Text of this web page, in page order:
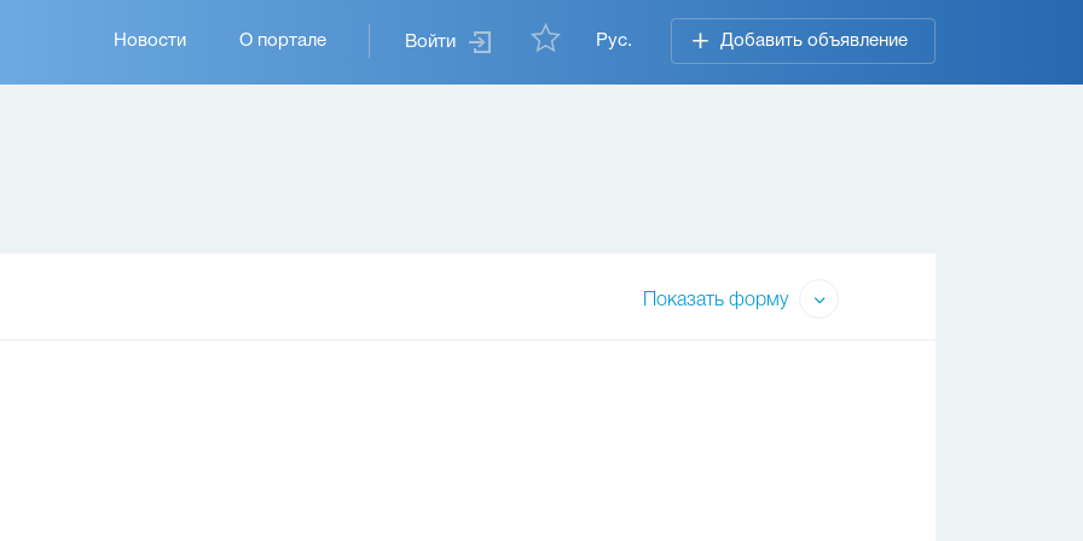
Войти Рус. Добавить объявление
Основная
навигация
Новости О портале
Показать форму